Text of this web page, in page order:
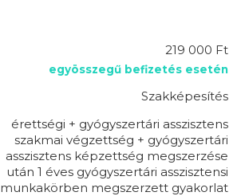
219 000 Ft
egyösszegű befizetés esetén
Szakképesítés
érettségi + gyógyszertári asszisztens
szakmai végzettség + gyógyszertári
asszisztens képzettség megszerzése
után 1 éves gyógyszertári asszisztensi
munkakörben megszerzett gyakorlat